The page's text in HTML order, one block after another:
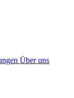
Über uns